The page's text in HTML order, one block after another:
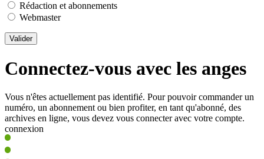
Rédaction et abonnements
Webmaster
Valider
Connectez-vous avec les anges
Vous n'êtes actuellement pas identifié. Pour pouvoir commander un
numéro, un abonnement ou bien profiter, en tant qu'abonné, des
archives en ligne, vous devez vous connecter avec votre compte.
connexion